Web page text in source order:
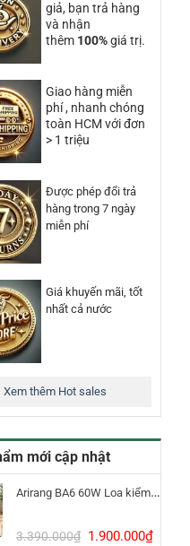
giả, bạn trả hàng
và nhận
thêm 100%giá trị.
Giao hàng miễn
phí , nhanh chóng
toàn HCM với đơn
> 1 triệu
Được phép đổi trả
hàng trong 7 ngày
miễn phí
Giá khuyến mãi, tốt
nhất cả nước
Xem thêm Hot sales
mới cập nhật
Arirang BA6 60W Loa kiểm âm Bluetooth 5.3
3.390.000₫ Giá
1.900.000₫Giá
số lượng